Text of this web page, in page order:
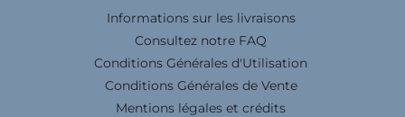
Informations sur les livraisons
Consultez notre FAQ
Conditions Générales d'Utilisation
Conditions Générales de Vente
Mentions légales et crédits